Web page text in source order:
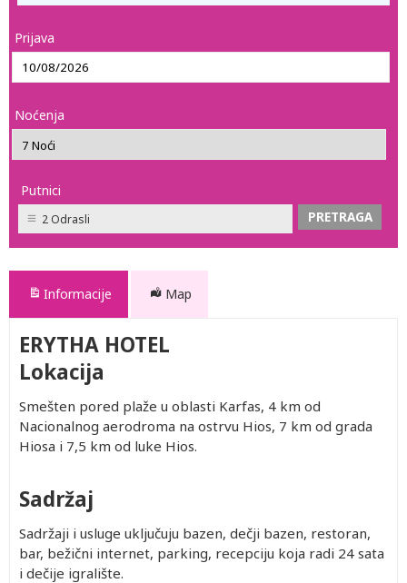
Prijava
Noćenja
Putnici
2 Odrasli
Informacije Map
ERYTHA HOTEL
Lokacija
Smešten pored plaže u oblasti Karfas, 4 km od
Nacionalnog aerodroma na ostrvu Hios, 7 km od grada
Hiosa i 7,5 km od luke Hios.
Sadržaj
Sadržaji i usluge uključuju bazen, dečji bazen, restoran,
bar, bežični internet, parking, recepciju koja radi 24 sata
i dečije igralište.